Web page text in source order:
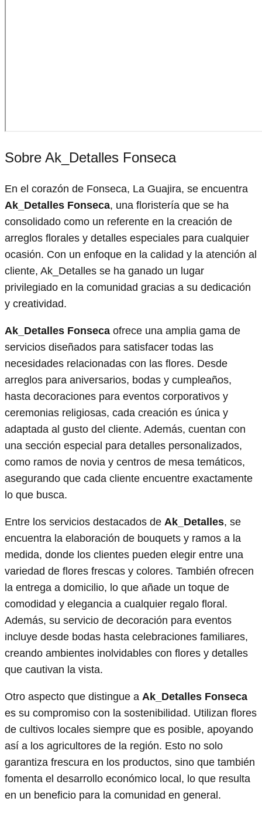
Sobre Ak_Detalles Fonseca
En el corazón de Fonseca, La Guajira, se encuentra
Ak_Detalles Fonseca, una floristería que se ha
consolidado como un referente en la creación de
arreglos florales y detalles especiales para cualquier
ocasión. Con un enfoque en la calidad y la atención al
cliente, Ak_Detalles se ha ganado un lugar
privilegiado en la comunidad gracias a su dedicación
y creatividad.
Ak_Detalles Fonseca ofrece una amplia gama de
servicios diseñados para satisfacer todas las
necesidades relacionadas con las flores. Desde
arreglos para aniversarios, bodas y cumpleaños,
hasta decoraciones para eventos corporativos y
ceremonias religiosas, cada creación es única y
adaptada al gusto del cliente. Además, cuentan con
una sección especial para detalles personalizados,
como ramos de novia y centros de mesa temáticos,
asegurando que cada cliente encuentre exactamente
lo que busca.
Entre los servicios destacados de Ak_Detalles, se
encuentra la elaboración de bouquets y ramos a la
medida, donde los clientes pueden elegir entre una
variedad de flores frescas y colores. También ofrecen
la entrega a domicilio, lo que añade un toque de
comodidad y elegancia a cualquier regalo floral.
Además, su servicio de decoración para eventos
incluye desde bodas hasta celebraciones familiares,
creando ambientes inolvidables con flores y detalles
que cautivan la vista.
Otro aspecto que distingue a Ak_Detalles Fonseca
es su compromiso con la sostenibilidad. Utilizan flores
de cultivos locales siempre que es posible, apoyando
así a los agricultores de la región. Esto no solo
garantiza frescura en los productos, sino que también
fomenta el desarrollo económico local, lo que resulta
en un beneficio para la comunidad en general.